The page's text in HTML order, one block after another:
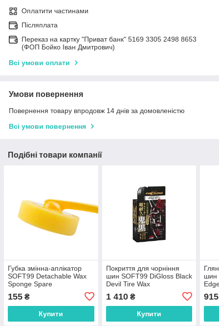
Оплатити частинами
Післяплата
Переказ на картку "Приват банк" 5169 3305 2498 8653
(ФОП Бойко Іван Дмитрович)
Всі умови оплати
Умови повернення
Повернення товару впродовж 14 днів за домовленістю
Всі умови повернення
Подібні товари компанії
Губка змінна-аплікатор
SOFT99 Detachable Wax
Sponge Spare
155 ₴
Купити
Покриття для чорніння
шин SOFT99 DiGloss Black
Devil Tire Wax
1 410₴
Купити
шин
915